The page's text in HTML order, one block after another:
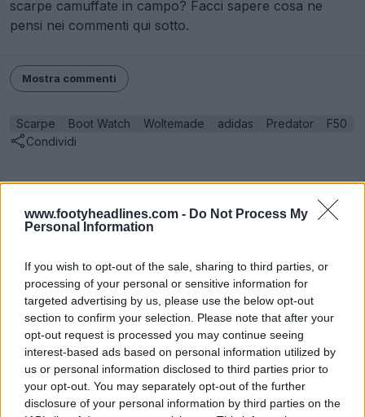
www.footyheadlines.com - Do Not Process My
Personal Information
If you wish to opt-out of the sale, sharing to third parties, or
processing of your personal or sensitive information for
targeted advertising by us, please use the below opt-out
section to confirm your selection. Please note that after your
opt-out request is processed you may continue seeing
interest-based ads based on personal information utilized by
us or personal information disclosed to third parties prior to
your opt-out. You may separately opt-out of the further
disclosure of your personal information by third parties on the
scarpe camuffate in campo? Facci sapere cosa ne
pensi nei commenti qui sotto.
Mostra commenti
Scarpe Boot Watch Woltemade adidas Predator
F50
Condividi
Calendario delle scarpe da calcio
UFFICIALE Footy Headlines